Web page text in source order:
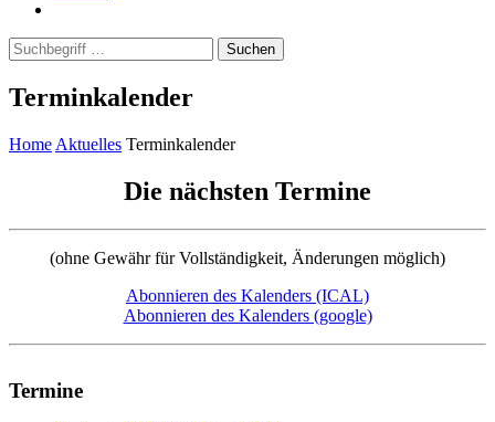
Suchen
Terminkalender
Home Aktuelles Terminkalender
Die nächsten Termine
(ohne Gewähr für Vollständigkeit, Änderungen möglich)
Abonnieren des Kalenders (ICAL)
Abonnieren des Kalenders (google)
Termine